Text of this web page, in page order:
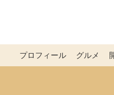
プロフィール グルメ